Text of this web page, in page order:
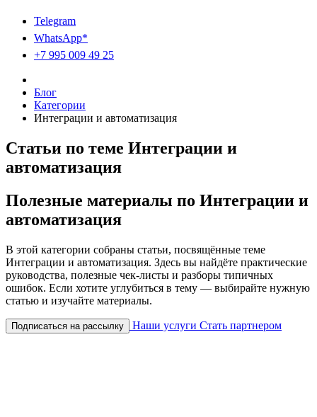
Telegram
WhatsApp*
+7 995 009 49 25
Блог
Категории
Интеграции и автоматизация
Статьи по теме Интеграции и
автоматизация
Полезные материалы по Интеграции и
автоматизация
В этой категории собраны статьи, посвящённые теме
Интеграции и автоматизация. Здесь вы найдёте практические
руководства, полезные чек-листы и разборы типичных
ошибок. Если хотите углубиться в тему — выбирайте нужную
статью и изучайте материалы.
Подписаться на рассылку Наши услуги Стать партнером